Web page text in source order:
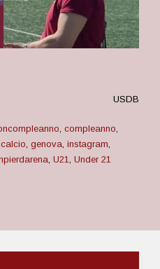
USDB
, compleanno,
, genova, instagram,
, U21, Under 21